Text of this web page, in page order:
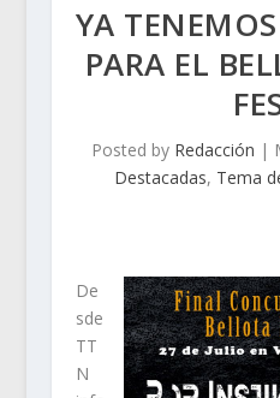
YA
PARA EL
Posted by Redacción |
Destacadas, Tema
De
sde
TT
N